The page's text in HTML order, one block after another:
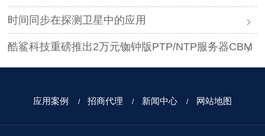
时间同步在探测卫星中的应用
酷鲨科技重磅推出2万元铷钟版PTP/NTP服务器CBM
应用案例 招商代理 新闻中心 网站地图